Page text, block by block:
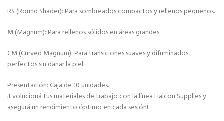
RS (Round Shader): Para sombreados compactos y rellenos pequeños.
M (Magnum): Para rellenos sólidos en áreas grandes.
CM (Curved Magnum): Para transiciones suaves y difuminados
perfectos sin dañar la piel.
Presentación: Caja de 10 unidades.
¡Evolucioná tus materiales de trabajo con la línea Halcon Supplies y
asegurá un rendimiento óptimo en cada sesión!